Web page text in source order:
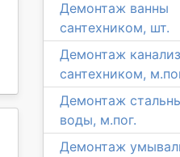
Демонтаж ванны
сантехником, шт.
Демонтаж
сантехником,
Демонтаж
воды, м.пог.
Демонтаж